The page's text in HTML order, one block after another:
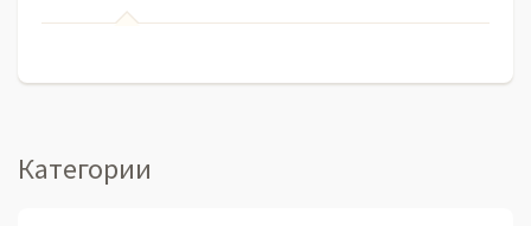
Категории